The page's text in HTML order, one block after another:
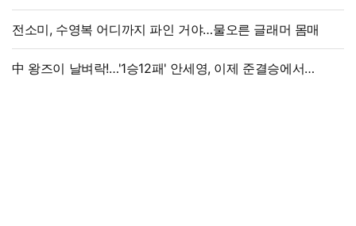
라인
전소미, 수영복 어디까지 파인 거야…물오른 글래머 몸매
中 왕즈이 날벼락!…'1승12패' 안세영, 이제 준결승에서